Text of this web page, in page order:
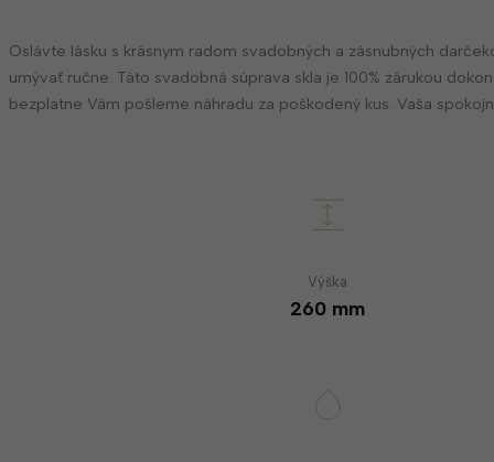
Oslávte lásku s krásnym radom svadobných a zásnubných
umývať ručne. Táto svadobná súprava skla je 100% zárukou
bezplatne Vám pošleme náhradu za poškodený kus. Vaša
Výška
260 mm